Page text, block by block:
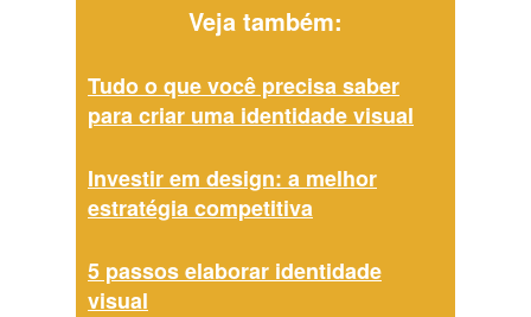
Veja também:
Tudo o que você precisa saber
para criar uma identidade visual
Investir em design: a melhor
estratégia competitiva
5 passos elaborar identidade
visual